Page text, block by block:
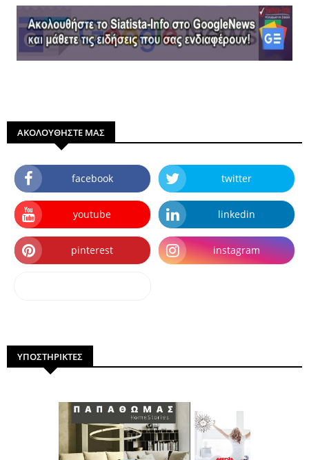
ΑΚΟΛΟΥΘΗΣΤΕ ΜΑΣ
facebook twitter
youtube linkedin
pinterest instagram
ΥΠΟΣΤΗΡΙΚΤΕΣ